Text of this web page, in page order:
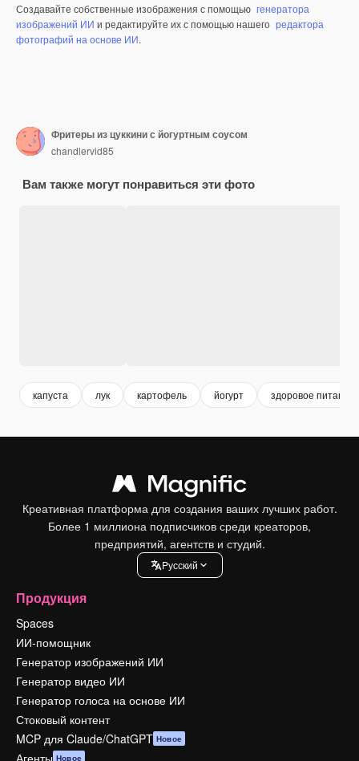
Создавайте собственные изображения с помощью генератора
изображений ИИ и редактируйте их с помощью нашего редактора
фотографий на основе ИИ.
Фритеры из цуккини с йогуртным соусом
chandlervid85
Вам также могут понравиться эти фото
капуста лук картофель йогурт здоровое питание
Креативная платформа для создания ваших лучших работ.
Более 1 миллиона подписчиков среди креаторов,
предприятий, агентств и студий.
Pусский
Продукция
Spaces
ИИ-помощник
Генератор изображений ИИ
Генератор видео ИИ
Генератор голоса на основе ИИ
Стоковый контент
MCP для Claude/ChatGPT Новое
Агенты Новое